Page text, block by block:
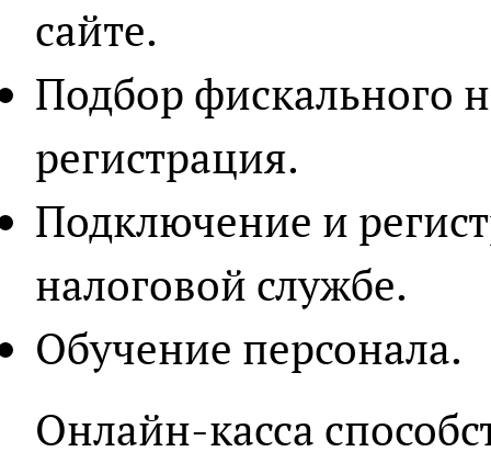
сайте.
Подбор фискального
регистрация.
Подключение и
налоговой службе.
Обучение персонала.
Онлайн-касса